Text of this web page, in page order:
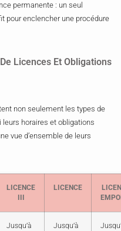
permanente : un seul
pour enclencher une procédure
Licences Et Obligations
non seulement les types de
horaires et obligations
vue d’ensemble de leurs
LICENCE
LICENCE
Jusqu’à
Jusqu’à